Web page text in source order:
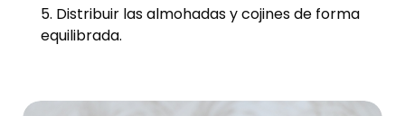
Distribuir las almohadas y cojines de forma
equilibrada.